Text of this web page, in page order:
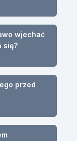
wjechać
się?
przed